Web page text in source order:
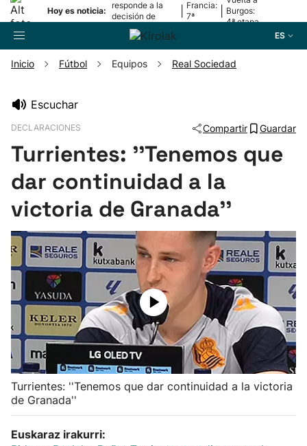
Hoy es noticia:
responde a la
decisión de
Oriamendi
Francia:
7ª
Burgos:
4ª etapa
ES
Pelota
Remo
Baloncesto
Ciclismo
Herri-kirolak
Balonmano
Kirolak 360
Atletismo
Inicio Fútbol Equipos Real Sociedad
Escuchar
DECLARACIONES Compartir Guardar
Turrientes: ''Tenemos que
dar continuidad a la
victoria de Granada''
Turrientes: ''Tenemos que dar continuidad a la victoria
de Granada''
Euskaraz irakurri: